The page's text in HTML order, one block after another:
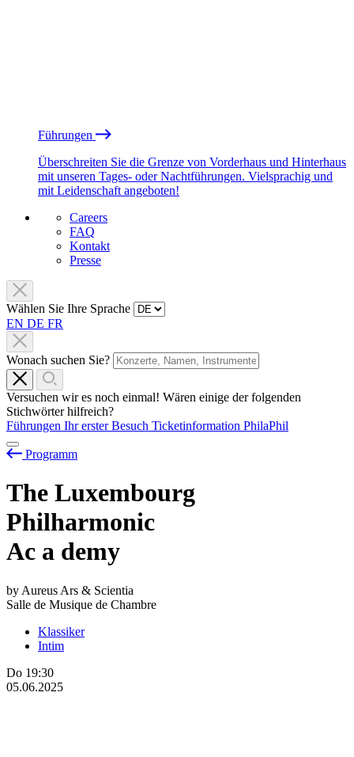
Führungen
Überschreiten Sie die Grenze von Vorderhaus und Hinterhaus
mit unseren Tages- oder Nachtführungen. Vielsprachig und
mit Leidenschaft angeboten!
Careers
FAQ
Kontakt
Presse
Wählen Sie Ihre Sprache
EN DE FR
Wonach suchen Sie?
Versuchen wir es noch einmal! Wären einige der folgenden
Stichwörter hilfreich?
Führungen Ihr erster Besuch Ticketinformation PhilaPhil
Programm
The Luxembourg
Philharmonic
Ac a demy
by Aureus Ars & Scientia
Salle de Musique de Chambre
Klassiker
Intim
Do 19:30
05.06.2025